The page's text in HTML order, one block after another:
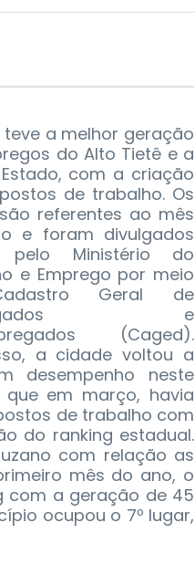
teve a melhor geração
do Alto Tietê e a
com a criação
de trabalho. Os
referentes ao mês
e foram divulgados
pelo Ministério do
e Emprego por meio
Geral de
e
(Caged).
a cidade voltou a
desempenho neste
que em março, havia
de trabalho com
do ranking estadual.
com relação as
mês do ano, o
com a geração de 45
ocupou o 7º lugar,